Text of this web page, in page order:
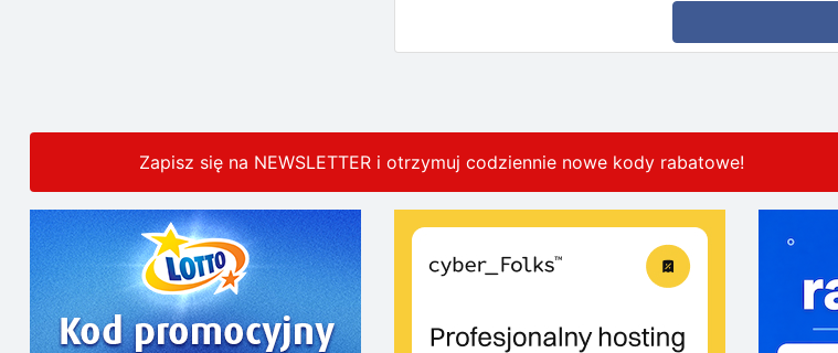
Zapisz się na NEWSLETTER i otrzymuj codziennie nowe kody rabatowe!